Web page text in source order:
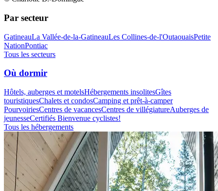
Par secteur
GatineauLa Vallée-de-la-GatineauLes Collines-de-l'OutaouaisPetite
NationPontiac
Tous les secteurs
Où dormir
Hôtels, auberges et motelsHébergements insolitesGîtes
touristiquesChalets et condosCamping et prêt-à-camper
PourvoiriesCentres de vacancesCentres de villégiatureAuberges de
jeunesseCertifiés Bienvenue cyclistes!
Tous les hébergements